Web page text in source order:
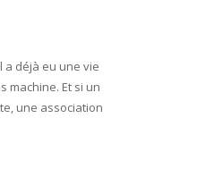
a déjà eu une vie
machine. Et si un
une association